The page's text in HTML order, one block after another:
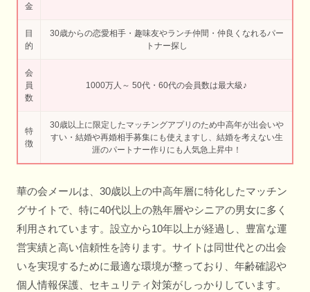
金
目
的
30歳からの恋愛相手・趣味友やランチ仲間・仲良くなれるパー
トナー探し
会
員
数
1000万人～ 50代・60代の会員数は最大級♪
特
徴
30歳以上に限定したマッチングアプリのため中高年が出会いや
すい・結婚や再婚相手募集にも使えますし、結婚を考えない生
涯のパートナー作りにも人気急上昇中！
華の会メールは、30歳以上の中高年層に特化したマッチン
グサイトで、特に40代以上の熟年層やシニアの男女に多く
利用されています。設立から10年以上が経過し、豊富な運
営実績と高い信頼性を誇ります。サイトは同世代との出会
いを実現するために最適な環境が整っており、年齢確認や
個人情報保護、セキュリティ対策がしっかりしています。